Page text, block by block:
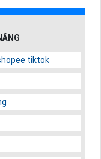
tiktok